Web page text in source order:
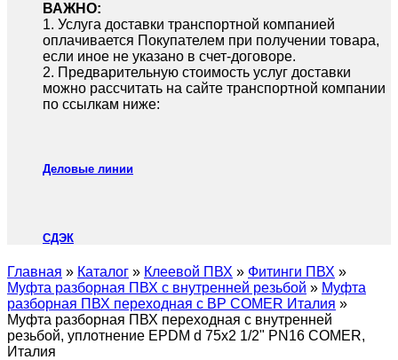
ВАЖНО:
1.⁠ ⁠Услуга доставки транспортной компанией
оплачивается Покупателем при получении товара,
если иное не указано в счет-договоре.
2.⁠ ⁠Предварительную стоимость услуг доставки
можно рассчитать на сайте транспортной компании
по ссылкам ниже:
Деловые линии
СДЭК
Главная » Каталог » Клеевой ПВХ » Фитинги ПВХ »
Муфта разборная ПВХ с внутренней резьбой » Муфта
разборная ПВХ переходная с ВР COMER Италия »
Муфта разборная ПВХ переходная с внутренней
резьбой, уплотнение EPDM d 75х2 1/2" PN16 COMER,
Италия